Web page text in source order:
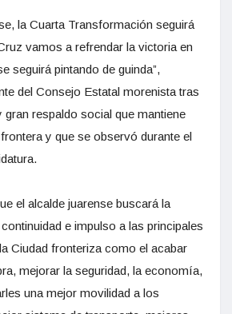
la Cuarta Transformación seguirá
vamos a refrendar la victoria en
seguirá pintando de guinda”,
del Consejo Estatal morenista tras
respaldo social que mantiene
y que se observó durante el
el alcalde juarense buscará la
e impulso a las principales
Ciudad fronteriza como el acabar
mejorar la seguridad, la economía,
una mejor movilidad a los